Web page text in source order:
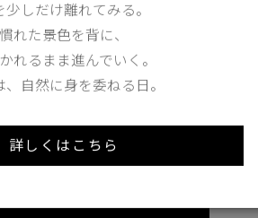
Length
XS S
158cm 51kgRecommended
少しだけ離れてみる。
れた景色を背に、
れるまま進んでいく。
、自然に身を委ねる日。
詳しくはこちら